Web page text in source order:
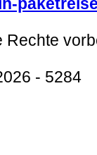
Rechte
- 5284